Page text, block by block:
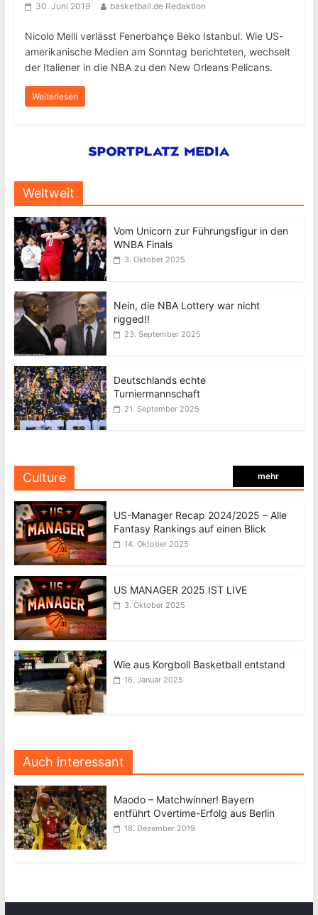
30. Juni 2019 basketball.de Redaktion
Nicolo Melli verlässt Fenerbahçe Beko Istanbul. Wie US-
amerikanische Medien am Sonntag berichteten, wechselt
der Italiener in die NBA zu den New Orleans Pelicans.
Weiterlesen
Weltweit
Vom Unicorn zur Führungsfigur in den
WNBA Finals
3. Oktober 2025
Nein, die NBA Lottery war nicht
rigged!!
23. September 2025
Deutschlands echte
Turniermannschaft
21. September 2025
Culture mehr
US-Manager Recap 2024/2025 – Alle
Fantasy Rankings auf einen Blick
14. Oktober 2025
US MANAGER 2025 IST LIVE
3. Oktober 2025
Wie aus Korgboll Basketball entstand
16. Januar 2025
Auch interessant
Maodo – Matchwinner! Bayern
entführt Overtime-Erfolg aus Berlin
18. Dezember 2019